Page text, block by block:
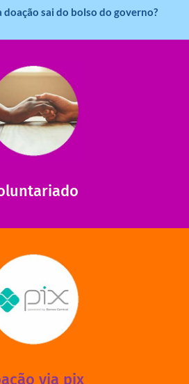
doação sai do bolso do governo?
Entre em contato conosco e
como nos ajudar.
saiba mais
via pix
são muito importantes para
unidades em funcionamento!
saiba mais